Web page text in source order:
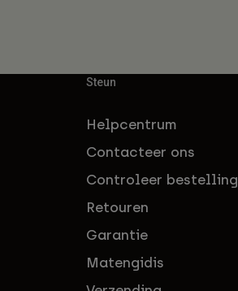
Steun
Helpcentrum
Contacteer ons
Controleer bestelling
Retouren
Garantie
Matengidis